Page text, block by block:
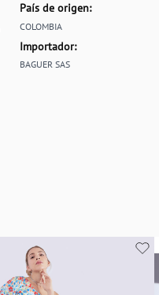
País de origen:
COLOMBIA
Importador:
BAGUER SAS